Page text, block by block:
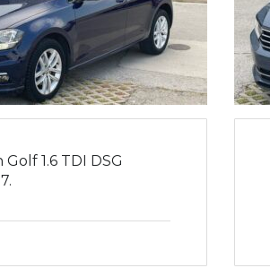
1.6 TDI DSG